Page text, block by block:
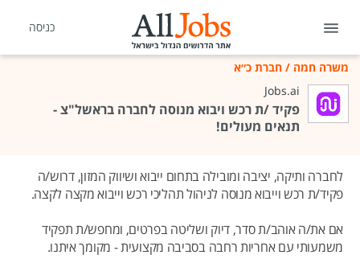
כניסה
משרה חמה / חברת כ״א
Jobs.ai
פקיד /ת רכש ויבוא מנוסה לחברה בראשל"צ -
תנאים מעולים!
לחברה ותיקה, יציבה ומובילה בתחום ייבוא ושיווק המזון, דרוש/ה
פקיד/ת רכש וייבוא מנוסה לניהול תהליכי רכש וייבוא מקצה לקצה.
אם את/ה אוהב/ת סדר, דיוק ושליטה בפרטים, ומחפש/ת תפקיד
משמעותי עם אחריות רחבה בסביבה מקצועית - מקומך איתנו.